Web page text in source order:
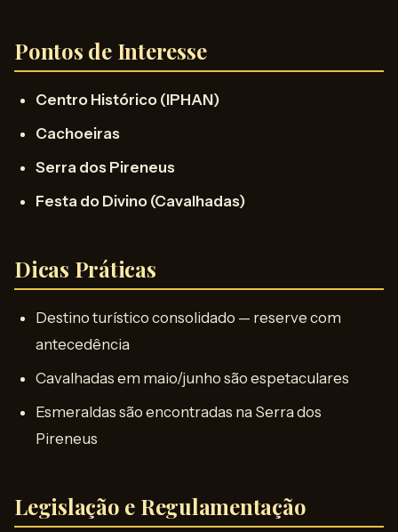
Pontos de Interesse
Centro Histórico (IPHAN)
Cachoeiras
Serra dos Pireneus
Festa do Divino (Cavalhadas)
Dicas Práticas
Destino turístico consolidado — reserve com
antecedência
Cavalhadas em maio/junho são espetaculares
Esmeraldas são encontradas na Serra dos
Pireneus
Legislação e Regulamentação